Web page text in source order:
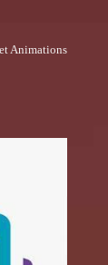
Animations